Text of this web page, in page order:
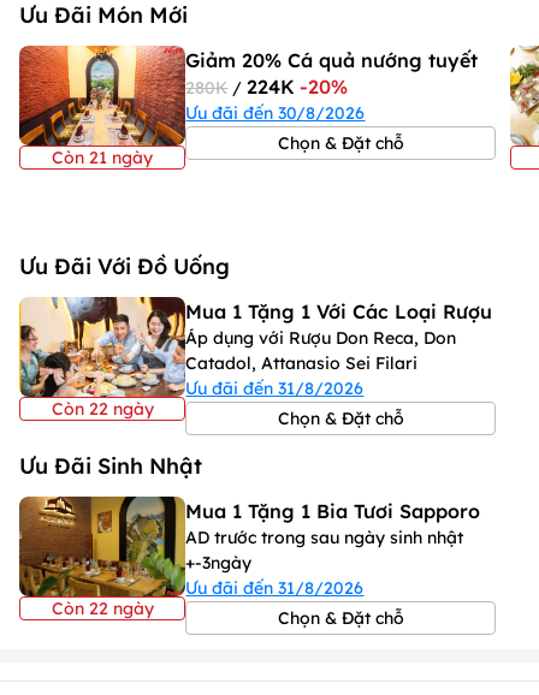
Ưu Đãi Món Mới
Còn 21 ngày
Giảm 20% Cá quả nướng tuyết
280K / 224K -20%
Ưu đãi đến 30/8/2026
Chọn & Đặt chỗ
Ưu Đãi Với Đồ Uống
Còn 22 ngày
Mua 1 Tặng 1 Với Các Loại Rượu
Áp dụng với Rượu Don Reca, Don
Catadol, Attanasio Sei Filari
Ưu đãi đến 31/8/2026
Chọn & Đặt chỗ
Ưu Đãi Sinh Nhật
Còn 22 ngày
Mua 1 Tặng 1 Bia Tươi Sapporo
AD trước trong sau ngày sinh nhật
+-3ngày
Ưu đãi đến 31/8/2026
Chọn & Đặt chỗ